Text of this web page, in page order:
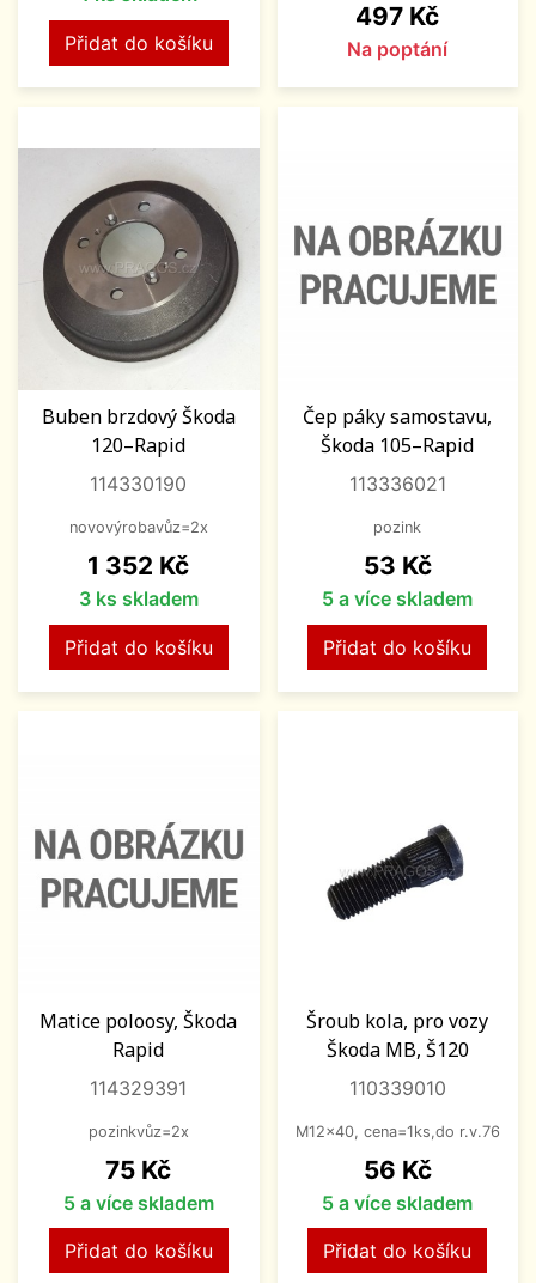
Přidat do košíku
Cena
497 Kč
Na poptání
Buben brzdový Škoda
120–Rapid
114330190
novovýrobavůz=2x
Cena
1 352 Kč
3 ks skladem
Přidat do košíku
Čep páky samostavu,
Škoda 105–Rapid
113336021
pozink
Cena
53 Kč
5 a více skladem
Přidat do košíku
Matice poloosy, Škoda
Rapid
114329391
pozinkvůz=2x
Cena
75 Kč
5 a více skladem
Přidat do košíku
Šroub kola, pro vozy
Škoda MB, Š120
110339010
M12x40, cena=1ks,do r.v.76
Cena
56 Kč
5 a více skladem
Přidat do košíku